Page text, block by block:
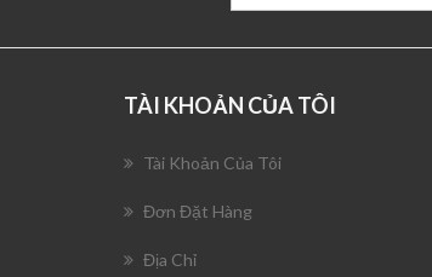
TÀI KHOẢN CỦA TÔI
Tài Khoản Của Tôi
Đơn Đặt Hàng
Địa Chỉ